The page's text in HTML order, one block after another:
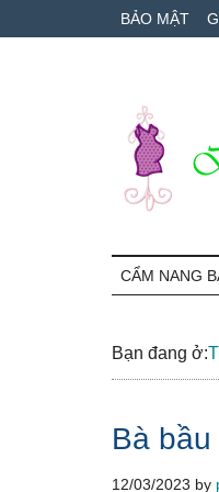
to
to
qua
BẢO MẬT
Bà
Bầu
Cần
nang
mang
và
chăm
bé
CẨM NANG
Bạn đang ở:
Bà
12/03/2023 by